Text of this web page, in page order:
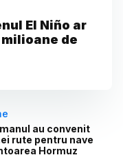
El Niño ar
de
au convenit
rute pentru nave
Hormuz